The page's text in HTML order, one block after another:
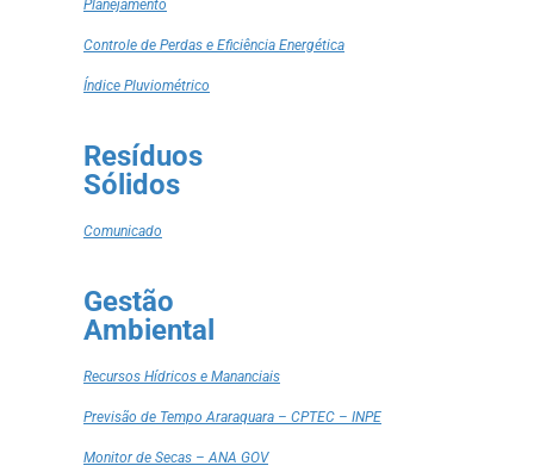
Planejamento
Controle de Perdas e Eficiência Energética
Índice Pluviométrico
Resíduos
Sólidos
Comunicado
Gestão
Ambiental
Recursos Hídricos e Mananciais
Previsão de Tempo Araraquara – CPTEC – INPE
Monitor de Secas – ANA GOV